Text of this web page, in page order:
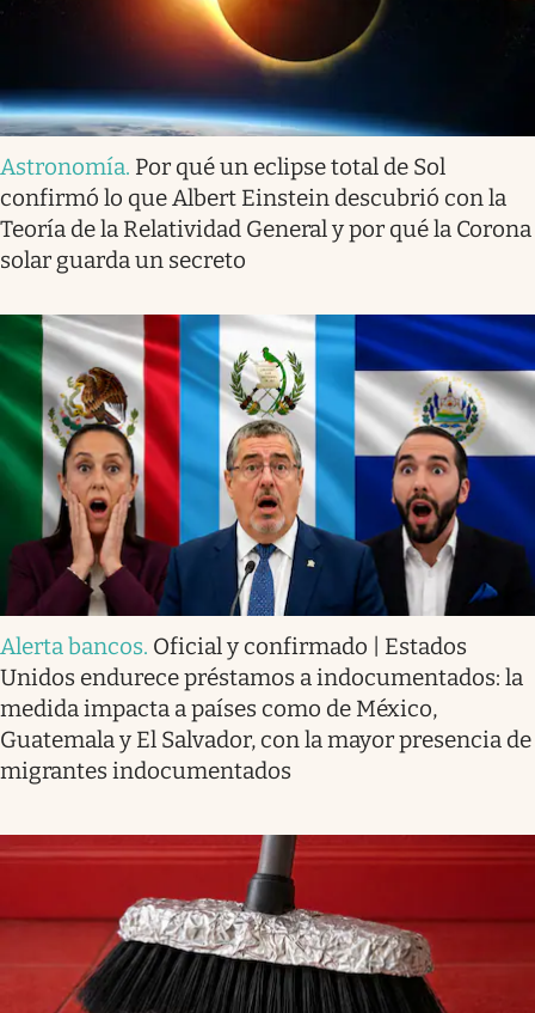
Astronomía. Por qué un eclipse total de Sol
confirmó lo que Albert Einstein descubrió con la
Teoría de la Relatividad General y por qué la Corona
solar guarda un secreto
Alerta bancos. Oficial y confirmado | Estados
Unidos endurece préstamos a indocumentados: la
medida impacta a países como de México,
Guatemala y El Salvador, con la mayor presencia de
migrantes indocumentados